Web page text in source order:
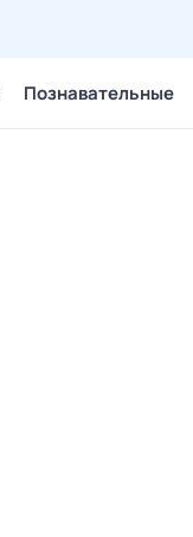
Познавательные